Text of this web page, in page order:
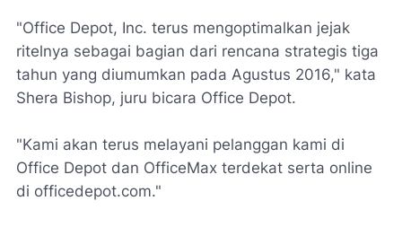
"Office Depot, Inc. terus mengoptimalkan jejak
ritelnya sebagai bagian dari rencana strategis tiga
tahun yang diumumkan pada Agustus 2016," kata
Shera Bishop, juru bicara Office Depot.
"Kami akan terus melayani pelanggan kami di
Office Depot dan OfficeMax terdekat serta online
di officedepot.com."